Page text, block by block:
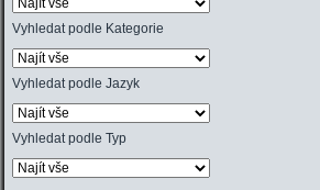
Vyhledat podle Kategorie
Vyhledat podle Jazyk
Vyhledat podle Typ